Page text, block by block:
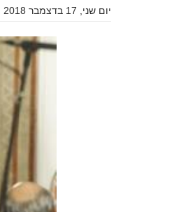
יום שני, 17 בדצמבר 2018